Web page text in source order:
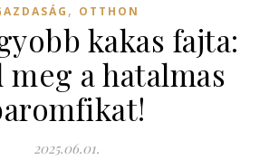
, OTTHON
kakas fajta:
a hatalmas
2025.06.01.